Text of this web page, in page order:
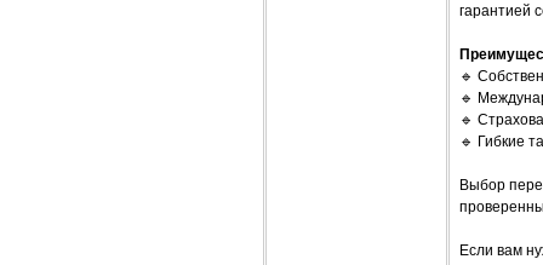
гарантией
🔹
🔹
🔹
🔹 Гибкие
Выбор
Если вам